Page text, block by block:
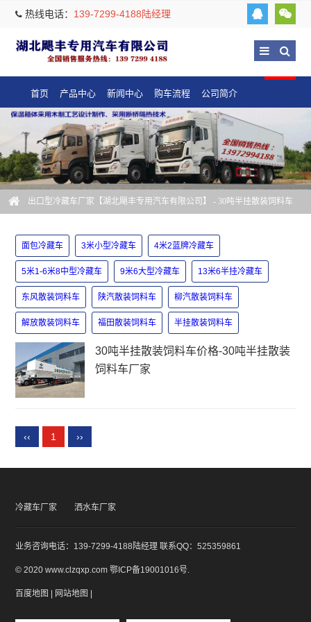
热线电话： 139-7299-4188陆经理
首页 产品中心 新闻中心 购车流程 公司简介
出口型冷藏车厂家【湖北飓丰专用汽车有限公司】 - 30吨半挂散装饲料车
面包冷藏车 3米小型冷藏车 4米2蓝牌冷藏车
5米1-6米8中型冷藏车 9米6大型冷藏车 13米6半挂冷藏车
东风散装饲料车 陕汽散装饲料车 柳汽散装饲料车
解放散装饲料车 福田散装饲料车 半挂散装饲料车
30吨半挂散装饲料车价格-30吨半挂散装
饲料车厂家
‹‹ 1 ››
冷藏车厂家 洒水车厂家
业务咨询电话：139-7299-4188陆经理 联系QQ：525359861
© 2020 www.clzqxp.com鄂ICP备19001016号.
百度地图 网站地图